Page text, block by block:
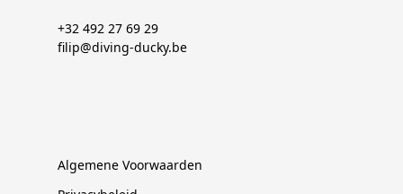
+32 492 27 69 29
filip@diving-ducky.be
Algemene Voorwaarden